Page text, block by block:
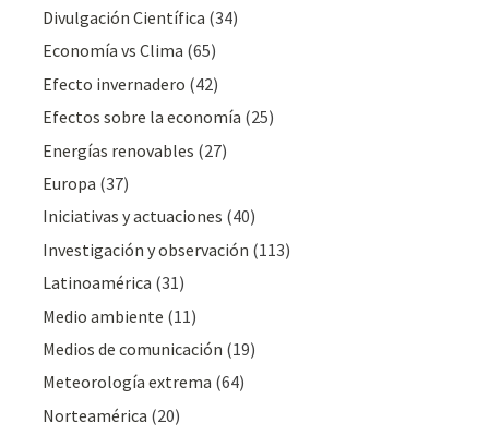
Divulgación Cientí­fica (34)
Economía vs Clima (65)
Efecto invernadero (42)
Efectos sobre la economía (25)
Energías renovables (27)
Europa (37)
Iniciativas y actuaciones (40)
Investigación y observación (113)
Latinoamérica (31)
Medio ambiente (11)
Medios de comunicación (19)
Meteorologí­a extrema (64)
Norteamérica (20)